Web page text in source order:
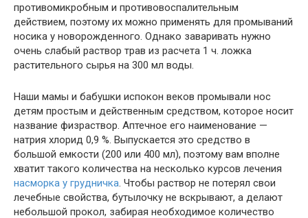
противомикробным и противовоспалительным
действием, поэтому их можно применять для промываний
носика у новорожденного. Однако заваривать нужно
очень слабый раствор трав из расчета 1 ч. ложка
растительного сырья на 300 мл воды.
Наши мамы и бабушки испокон веков промывали нос
детям простым и действенным средством, которое носит
название физраствор. Аптечное его наименование —
натрия хлорид 0,9 %. Выпускается это средство в
большой емкости (200 или 400 мл), поэтому вам вполне
хватит такого количества на несколько курсов лечения
насморка у грудничка . Чтобы раствор не потерял свои
лечебные свойства, бутылочку не вскрывают, а делают
небольшой прокол, забирая необходимое количество